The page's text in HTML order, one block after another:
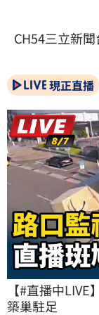
CH54三立新
現正直播
【#直播中
築巢駐足